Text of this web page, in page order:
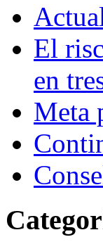
El
en
Meta